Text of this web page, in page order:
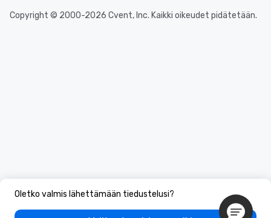
Oletko valmis lähettämään tiedustelusi?
Copyright © 2000-2026 Cvent, Inc. Kaikki oikeudet pidätetään.